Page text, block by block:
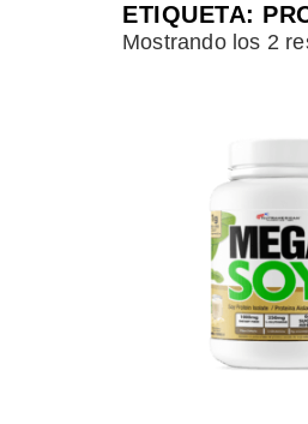
ETIQUETA:
Mostrando los 2